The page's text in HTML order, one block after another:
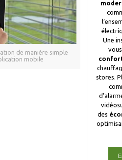
de manière simple
mobile
Une
stores.
des